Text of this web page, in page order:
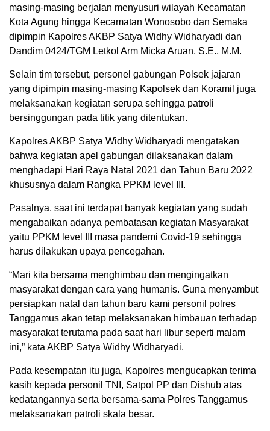
masing-masing berjalan menyusuri wilayah Kecamatan
Kota Agung hingga Kecamatan Wonosobo dan Semaka
dipimpin Kapolres AKBP Satya Widhy Widharyadi dan
Dandim 0424/TGM Letkol Arm Micka Aruan, S.E., M.M.
Selain tim tersebut, personel gabungan Polsek jajaran
yang dipimpin masing-masing Kapolsek dan Koramil juga
melaksanakan kegiatan serupa sehingga patroli
bersinggungan pada titik yang ditentukan.
Kapolres AKBP Satya Widhy Widharyadi mengatakan
bahwa kegiatan apel gabungan dilaksanakan dalam
menghadapi Hari Raya Natal 2021 dan Tahun Baru 2022
khususnya dalam Rangka PPKM level III.
Pasalnya, saat ini terdapat banyak kegiatan yang sudah
mengabaikan adanya pembatasan kegiatan Masyarakat
yaitu PPKM level III masa pandemi Covid-19 sehingga
harus dilakukan upaya pencegahan.
“Mari kita bersama menghimbau dan mengingatkan
masyarakat dengan cara yang humanis. Guna menyambut
persiapkan natal dan tahun baru kami personil polres
Tanggamus akan tetap melaksanakan himbauan terhadap
masyarakat terutama pada saat hari libur seperti malam
ini,” kata AKBP Satya Widhy Widharyadi.
Pada kesempatan itu juga, Kapolres mengucapkan terima
kasih kepada personil TNI, Satpol PP dan Dishub atas
kedatangannya serta bersama-sama Polres Tanggamus
melaksanakan patroli skala besar.